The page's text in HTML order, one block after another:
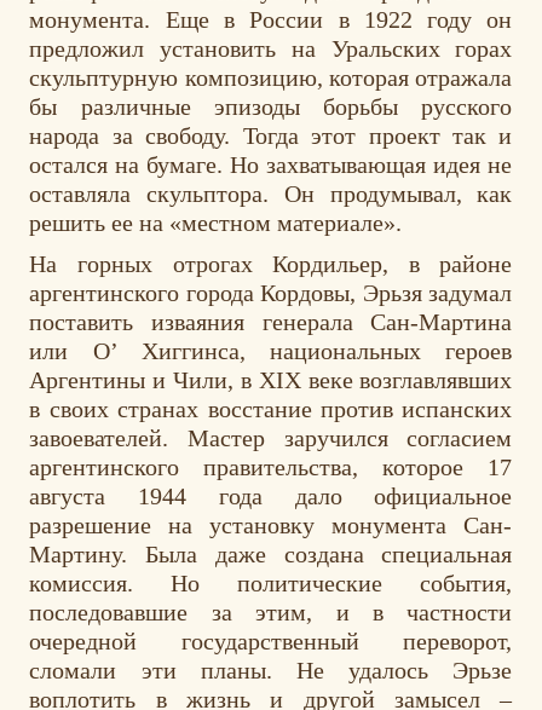
монумента. Еще в России в 1922 году он
предложил установить на Уральских горах
скульптурную композицию, которая отражала
бы различные эпизоды борьбы русского
народа за свободу. Тогда этот проект так и
остался на бумаге. Но захватывающая идея не
оставляла скульптора. Он продумывал, как
решить ее на «местном материале».
На горных отрогах Кордильер, в районе
аргентинского города Кордовы, Эрьзя задумал
поставить изваяния генерала Сан-Мартина
или О’ Хиггинса, национальных героев
Аргентины и Чили, в XIX веке возглавлявших
в своих странах восстание против испанских
завоевателей. Мастер заручился согласием
аргентинского правительства, которое 17
августа 1944 года дало официальное
разрешение на установку монумента Сан-
Мартину. Была даже создана специальная
комиссия. Но политические события,
последовавшие за этим, и в частности
очередной государственный переворот,
сломали эти планы. Не удалось Эрьзе
воплотить в жизнь и другой замысел –